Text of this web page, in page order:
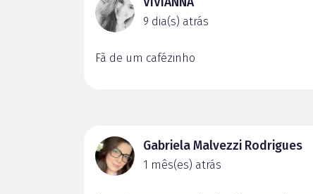
9 dia(s) atrás
Fã de um cafézinho
Gabriela Malvezzi Rodrigues
1 mês(es) atrás